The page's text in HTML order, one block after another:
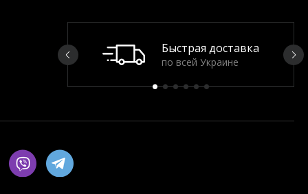
Быстрая доставка
по всей Украине